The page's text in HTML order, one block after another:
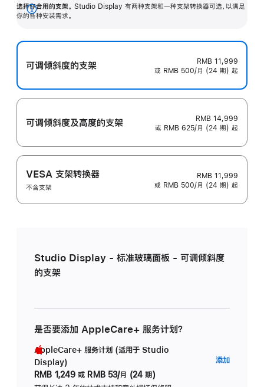
选择你合用的支架。 Studio Display 有两种支架和一种支架转换器可选，以满足
你的各种安装需求。
展
可调倾斜度的支架
RMB 11,999
或 RMB 500/月 (24 期) 起
可调倾斜度及高‍度的支‍架
RMB 14,999
或 RMB 625/月 (24 期) 起
VESA 支架转换器
不含支架
RMB 11,999
或 RMB 500/月 (24 期) 起
Studio Display - 标准玻璃面板 - 可调倾斜度
的支架
是否要添加 AppleCare+ 服务计划？
AppleCare+ 服务计划 (适用于 Studio
Display)
RMB 1,249 或 RMB 53/月 (24 期)
添加